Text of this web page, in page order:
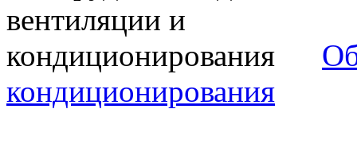
кондиционирования